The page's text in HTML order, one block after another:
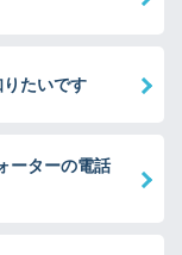
たいです
ーターの電話